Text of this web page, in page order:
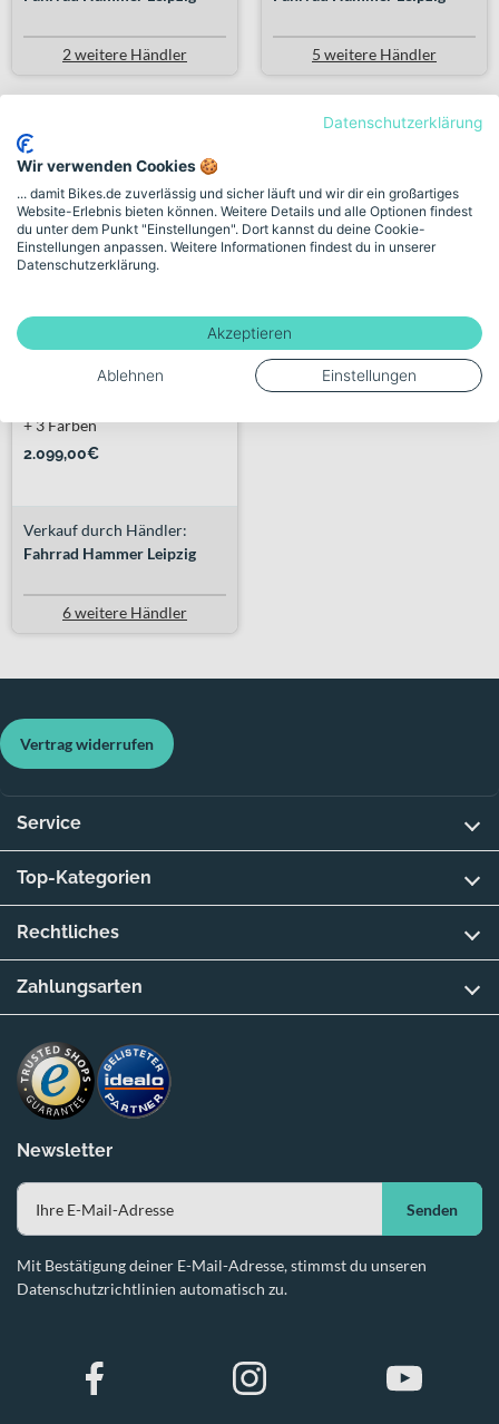
2 weitere Händler 5 weitere Händler
TENWAYS CGO800S 475
2.099,00€
+ 3 Farben
Verkauf durch Händler:
Fahrrad Hammer Leipzig
6 weitere Händler
Newsletter
Senden
Mit Bestätigung deiner E-Mail-Adresse, stimmst du unseren
Datenschutzrichtlinien automatisch zu.
Vertrag widerrufen
Service
Top-Kategorien
Rechtliches
Zahlungsarten
Datenschutzerklärung
Wir verwenden Cookies 🍪
... damit Bikes.de zuverlässig und sicher läuft und wir dir ein großartiges
Website-Erlebnis bieten können. Weitere Details und alle Optionen findest
du unter dem Punkt "Einstellungen". Dort kannst du deine Cookie-
Einstellungen anpassen. Weitere Informationen findest du in unserer
Datenschutzerklärung.
Akzeptieren
Ablehnen Einstellungen